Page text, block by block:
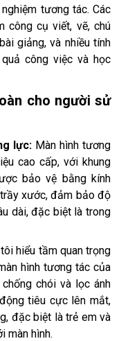
tương tác. Các
công cụ viết, vẽ, chú
giảng, và nhiều tính
công việc và học
cho người sử
lực:Màn hình tương
cao cấp, với khung
bảo vệ bằng kính
xước, đảm bảo độ
dài, đặc biệt là trong
hiểu tầm quan trọng
hình tương tác của
chói và lọc ánh
tiêu cực lên mắt,
đặc biệt là trẻ em và
màn hình.